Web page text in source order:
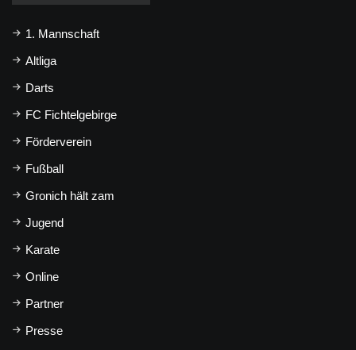
1. Mannschaft
Altliga
Darts
FC Fichtelgebirge
Förderverein
Fußball
Gronich hält zam
Jugend
Karate
Online
Partner
Presse